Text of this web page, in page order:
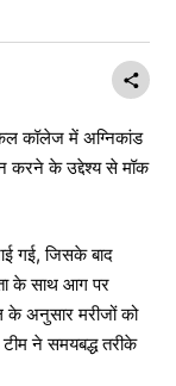
कॉलेज में अग्निकांड
करने के उद्देश्य से मॉक
गई, जिसके बाद
के साथ आग पर
के अनुसार मरीजों को
ने समयबद्ध तरीके